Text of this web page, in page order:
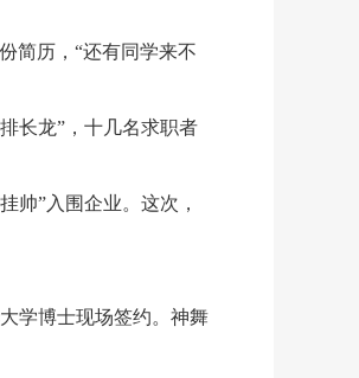
简历，“还有同学来不
长龙”，十几名求职者
帅”入围企业。这次，
学博士现场签约。神舞